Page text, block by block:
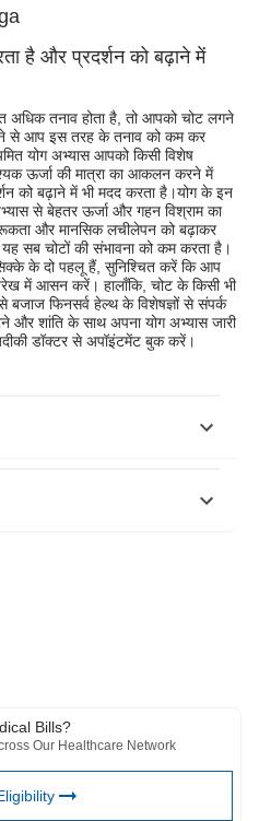
है और प्रदर्शन को बढ़ाने में
तनाव होता है, तो आपको चोट लगने
से आप इस तरह के तनाव को कम कर
योग अभ्यास आपको किसी विशेष
ऊर्जा की मात्रा का आकलन करने में
को बढ़ाने में भी मदद करता है।योग के इन
से बेहतर ऊर्जा और गहन विश्राम का
और मानसिक लचीलेपन को बढ़ाकर
सब चोटों की संभावना को कम करता है।
के दो पहलू हैं, सुनिश्चित करें कि आप
में आसन करें। हालाँकि, चोट के किसी भी
फिनसर्व हेल्थ के विशेषज्ञों से संपर्क
शांति के साथ अपना योग अभ्यास जारी
डॉक्टर से अपॉइंटमेंट बुक करें।
yoga-prevent-injury
Bills?
Our Healthcare Network